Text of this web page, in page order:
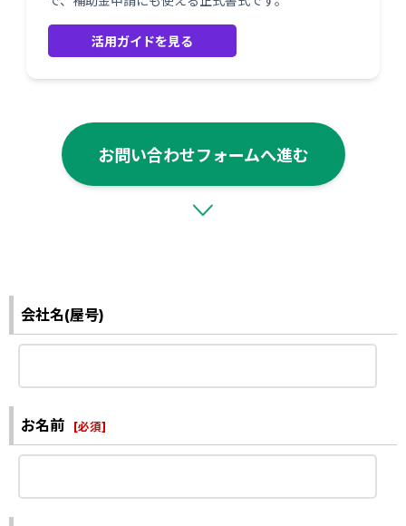
活用ガイドを見る
お問い合わせフォームへ進む
会社名(屋号)
お名前 [必須]